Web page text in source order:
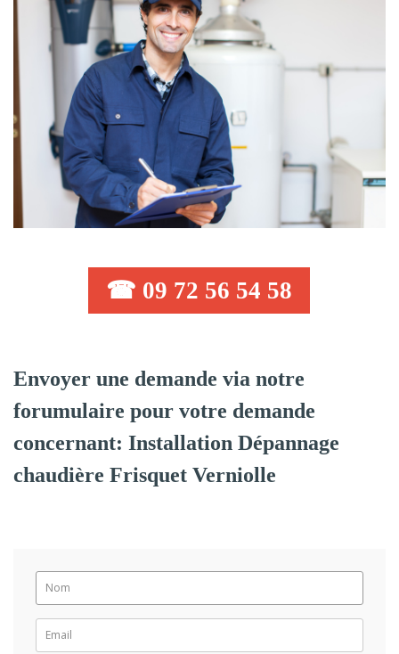
☎ 09 72 56 54 58
Envoyer une demande via notre
forumulaire pour votre demande
concernant: Installation Dépannage
chaudière Frisquet Verniolle